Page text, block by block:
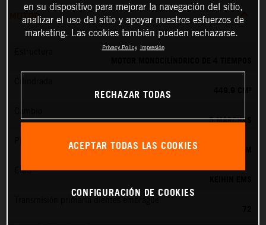
MOTOR
5 MARCHAS
Preparación de la mezcla
KEIHIN EFI, TOBERA DE 44 MM
EMS
en su dispositivo para mejorar la navegación del sitio,
analizar el uso del sitio y apoyar nuestros esfuerzos de
marketing. Las cookies también pueden rechazarse.
Privacy Policy Impresión
RECHAZAR TODAS
ACEPTAR TODAS LAS COOKIES
CONFIGURACIÓN DE COOKIES